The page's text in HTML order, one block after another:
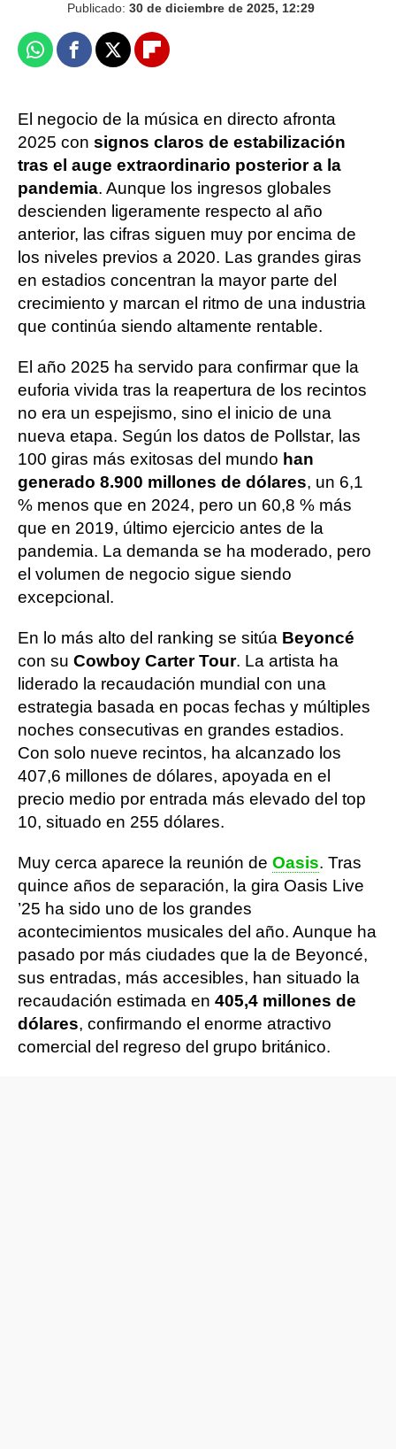
Publicado: 30 de diciembre de 2025, 12:29
WhatsappFacebook
X Flipboard
El negocio de la música en directo afronta
2025 con signos claros de estabilización
tras el auge extraordinario posterior a la
pandemia. Aunque los ingresos globales
descienden ligeramente respecto al año
anterior, las cifras siguen muy por encima de
los niveles previos a 2020. Las grandes giras
en estadios concentran la mayor parte del
crecimiento y marcan el ritmo de una industria
que continúa siendo altamente rentable.
El año 2025 ha servido para confirmar que la
euforia vivida tras la reapertura de los recintos
no era un espejismo, sino el inicio de una
nueva etapa. Según los datos de Pollstar, las
100 giras más exitosas del mundo han
generado 8.900 millones de dólares, un 6,1
% menos que en 2024, pero un 60,8 % más
que en 2019, último ejercicio antes de la
pandemia. La demanda se ha moderado, pero
el volumen de negocio sigue siendo
excepcional.
En lo más alto del ranking se sitúa Beyoncé
con su Cowboy Carter Tour. La artista ha
liderado la recaudación mundial con una
estrategia basada en pocas fechas y múltiples
noches consecutivas en grandes estadios.
Con solo nueve recintos, ha alcanzado los
407,6 millones de dólares, apoyada en el
precio medio por entrada más elevado del top
10, situado en 255 dólares.
Muy cerca aparece la reunión de Oasis. Tras
quince años de separación, la gira Oasis Live
’25 ha sido uno de los grandes
acontecimientos musicales del año. Aunque ha
pasado por más ciudades que la de Beyoncé,
sus entradas, más accesibles, han situado la
recaudación estimada en 405,4 millones de
dólares, confirmando el enorme atractivo
comercial del regreso del grupo británico.